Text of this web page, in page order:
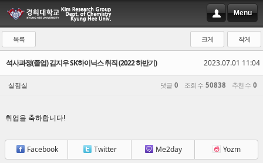
Menu
목록 크게 작게
2023.07.01 11:04
석사과정(졸업) 김지우 SK하이닉스 취직 (2022 하반기)
실험실 댓글 0 조회 수 50838 추천 수 0
취업을 축하합니다!
Facebook Twitter Me2day Yozm